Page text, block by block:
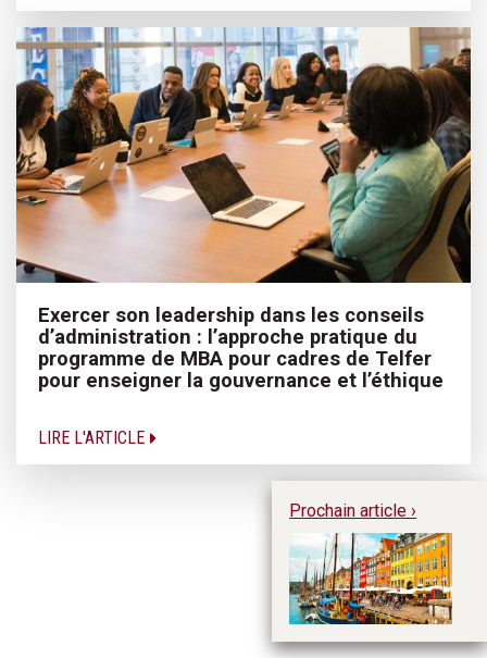
Exercer son leadership dans les conseils
d’administration : l’approche pratique du
programme de MBA pour cadres de Telfer
pour enseigner la gouvernance et l’éthique
LIRE L'ARTICLE
Prochain article ›